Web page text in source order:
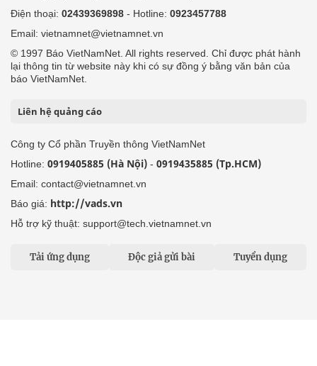
Điện thoại: 02439369898 - Hotline: 0923457788
Email: vietnamnet@vietnamnet.vn
© 1997 Báo VietNamNet. All rights reserved. Chỉ được phát hành
lại thông tin từ website này khi có sự đồng ý bằng văn bản của
báo VietNamNet.
Liên hệ quảng cáo
Công ty Cổ phần Truyền thông VietNamNet
Hotline: 0919405885 (Hà Nội) - 0919435885 (Tp.HCM)
Email: contact@vietnamnet.vn
Báo giá: http://vads.vn
Hỗ trợ kỹ thuật: support@tech.vietnamnet.vn
Tải ứng dụng Độc giả gửi bài Tuyển dụng